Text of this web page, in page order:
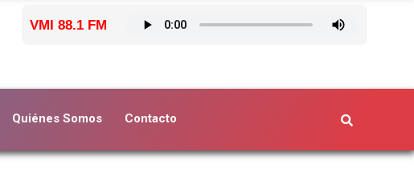
VMI 88.1 FM
Quiénes Somos Contacto